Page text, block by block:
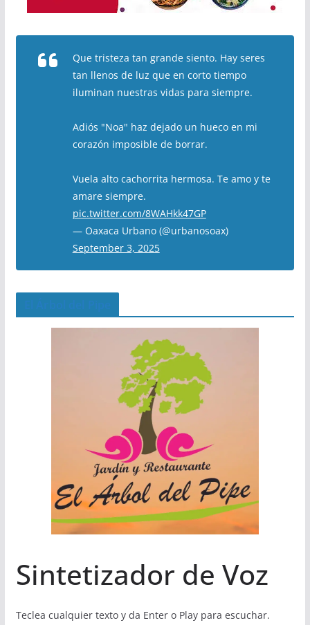
Que tristeza tan grande siento. Hay seres
tan llenos de luz que en corto tiempo
iluminan nuestras vidas para siempre.
Adiós "Noa" haz dejado un hueco en mi
corazón imposible de borrar.
Vuela alto cachorrita hermosa. Te amo y te
amare siempre.
pic.twitter.com/8WAHkk47GP
— Oaxaca Urbano (@urbanosoax)
September 3, 2025
Sintetizador de Voz
Teclea cualquier texto y da Enter o Play para escuchar.